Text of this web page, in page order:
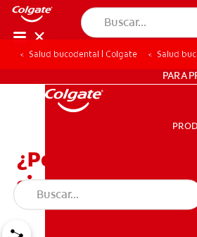
PARA
Salud bucodental | Colgate Salud
¿Por qué utilizar
sin flúor?